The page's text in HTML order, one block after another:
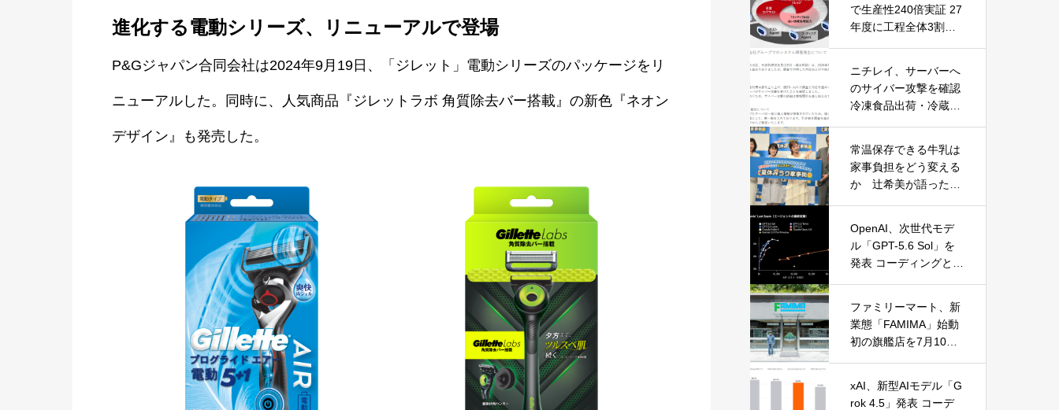
進化する電動シリーズ、リニューアルで登場
P&Gジャパン合同会社は2024年9月19日、「ジレット」電動シリーズのパッケージをリ
ニューアルした。同時に、人気商品『ジレットラボ 角質除去バー搭載』の新色『ネオン
デザイン』も発売した。
で生産性240倍実証 27
年度に工程全体3割向
ニチレイ、サーバーへ
のサイバー攻撃を確認
冷凍食品出荷・冷蔵倉
常温保存できる牛乳は
家事負担をどう変える
か 辻希美が語った夏
OpenAI、次世代モデ
ル「GPT-5.6 Sol」を
発表 コーディングとサ
ファミリーマート、新
業態「FAMIMA」始動
初の旗艦店を7月10日
xAI、新型AIモデル「G
rok 4.5」発表 コーデ